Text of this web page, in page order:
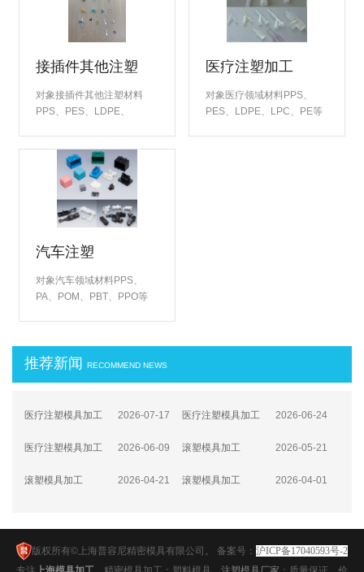
接插件其他注塑
对象接插件其他注塑材料
PPS、PES、LDPE、
用精密设备加工、实行了以μ
作为管理单位、真正实现了
医疗注塑加工
对象医疗领域材料PPS、
PES、LDPE、LPC、PE等
汽车注塑
对象汽车领域材料PPS、
PA、POM、PBT、PPO等
发、在量产中，成功的实现
了低成本，赢得了客户的一
推荐新闻 RECOMMEND NEWS
2026-07-17
医疗注塑模具加工 2026-06-24
医疗注塑模具加工
2026-06-09
医疗注塑模具加工 2026-05-21
滚塑模具加工
2026-04-21
滚塑模具加工 2026-04-01
滚塑模具加工
版权所有©上海普容尼精密模具有限公司。 备案号： 沪ICP备17040593号-2